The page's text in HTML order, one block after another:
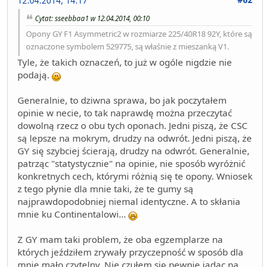
Cytat: sseebbaa1 w 12.04.2014, 00:10
Opony GY F1 Asymmetric2 w rozmiarze 225/40R18 92Y, które są
oznaczone symbolem 529775, są właśnie z mieszanką V1.
Tyle, że takich oznaczeń, to już w ogóle nigdzie nie
podają.
Generalnie, to dziwna sprawa, bo jak poczytałem
opinie w necie, to tak naprawdę można przeczytać
dowolną rzecz o obu tych oponach. Jedni piszą, że CSC
są lepsze na mokrym, drudzy na odwrót. Jedni piszą, że
GY się szybciej ścierają, drudzy na odwrót. Generalnie,
patrząc "statystycznie" na opinie, nie sposób wyróżnić
konkretnych cech, którymi różnią się te opony. Wniosek
z tego płynie dla mnie taki, że te gumy są
najprawdopodobniej niemal identyczne. A to skłania
mnie ku Continentalowi...
Z GY mam taki problem, że oba egzemplarze na
których jeździłem zrywały przyczepność w sposób dla
mnie mało czytelny. Nie czułem się pewnie jadąc na